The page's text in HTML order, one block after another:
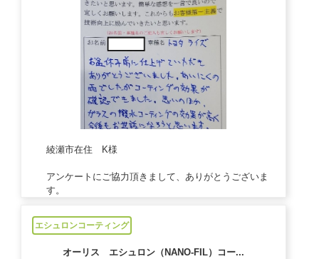
綾瀬市在住 K様
アンケートにご協力頂きまして、ありがとうございま
す。
エシュロンコーティング
オーリス エシュロン（NANO-FIL）コー...